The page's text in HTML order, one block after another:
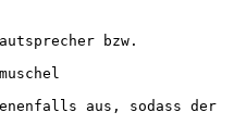
bzw.
aus, sodass der